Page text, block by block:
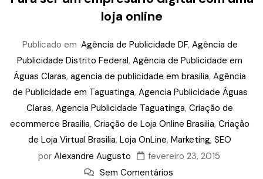
loja online
Publicado em Agência de Publicidade DF, Agência de
Publicidade Distrito Federal, Agência de Publicidade em
Águas Claras, agencia de publicidade em brasilia, Agência
de Publicidade em Taguatinga, Agencia Publicidade Águas
Claras, Agencia Publicidade Taguatinga, Criação de
ecommerce Brasilia, Criação de Loja Online Brasilia, Criação
de Loja Virtual Brasilia, Loja OnLine, Marketing, SEO
por Alexandre Augusto
fevereiro 23, 2015
Sem Comentários